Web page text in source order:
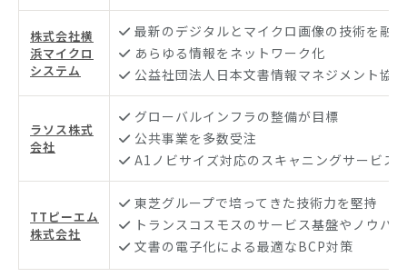
株式会社横
浜マイクロ
システム
最新のデジタルとマイクロ画像の技術を融合
あらゆる情報をネットワーク化
公益社団法人日本文書情報マネジメント協
ラソス株式
会社
グローバルインフラの整備が目標
公共事業を多数受注
A1ノビサイズ対応のスキャニングサービス
TTピーエム
株式会社
東芝グループで培ってきた技術力を堅持
トランスコスモスのサービス基盤やノウハ
文書の電子化による最適なBCP対策